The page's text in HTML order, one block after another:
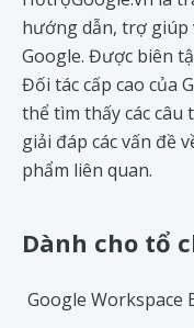
hướng dẫn, trợ giúp
Google. Được biên
Đối tác cấp cao của
thể tìm thấy các câu
giải đáp các vấn đề
phẩm liên quan.
Dành cho tổ
Google Workspace